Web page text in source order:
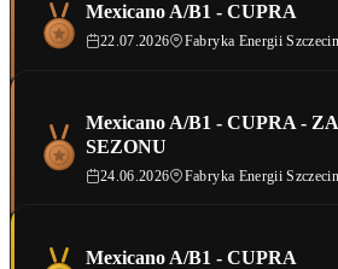
Mexicano A/B1 - CUPRA
22.07.2026 Fabryka Energii Szczecin
Mexicano A/B1 - CUPRA -
SEZONU
24.06.2026 Fabryka Energii Szczecin
Mexicano A/B1 - CUPRA